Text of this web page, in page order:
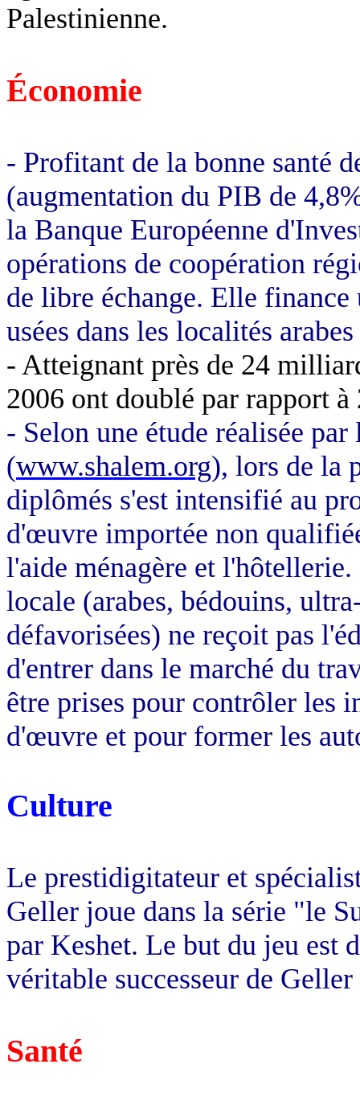
Palestinienne.
Économie
- Profitant de la bonne santé
(augmentation du PIB de
la Banque Européenne
opérations de coopération
de libre échange. Elle
usées dans les localités
- Atteignant près de 24
2006 ont doublé par rapport à
- Selon une étude réalisée
(www.shalem.org), lors de la
diplômés s'est intensifié au
d'œuvre importée non
l'aide ménagère et
locale (arabes, bédouins,
défavorisées) ne reçoit pas
d'entrer dans le marché du
être prises pour contrôler les
d'œuvre et pour former les
Culture
Le prestidigitateur et
Geller joue dans la série "le
par Keshet. Le but du jeu est
véritable successeur de
Santé